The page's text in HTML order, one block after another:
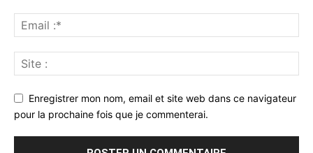
Enregistrer mon nom, email et site web dans ce navigateur
pour la prochaine fois que je commenterai.